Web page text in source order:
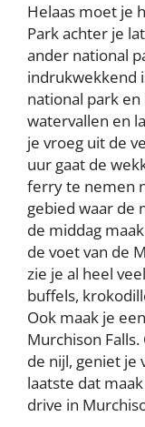
Helaas moet je
Park achter je
ander national
indrukwekkend
national park
watervallen en
je vroeg uit de
uur gaat de
ferry te nemen
gebied waar de
de middag
de voet van de
zie je al heel
buffels,
Ook maak je
Murchison
de nijl, geniet je
laatste dat
drive in